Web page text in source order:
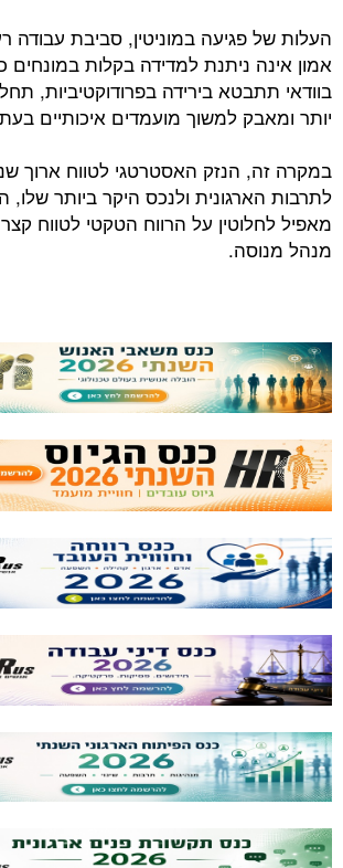
העלות של פגיעה במוניטין, סביבת עבודה
אמון אינה ניתנת למדידה בקלות במונחים
בוודאי תתבטא בירידה בפרודוקטיביות,
יותר ומאבק למשוך מועמדים איכותיים
במקרה זה, הנזק האסטרטגי לטווח ארוך
לתרבות הארגונית ולנכס היקר ביותר שלו,
מאפיל לחלוטין על הרווח הטקטי לטווח
מנהל מנוסה.